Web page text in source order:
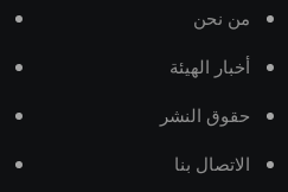
من نحن
أخبار الهيئة
حقوق النشر
الاتصال بنا